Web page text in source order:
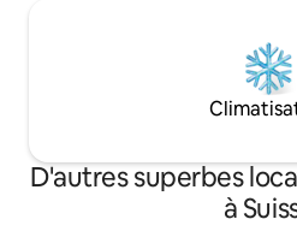
D'autres superbes
à